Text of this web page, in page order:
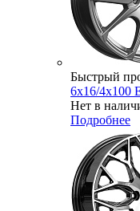
Быстрый
6x16/4x100
Нет в
Подробнее